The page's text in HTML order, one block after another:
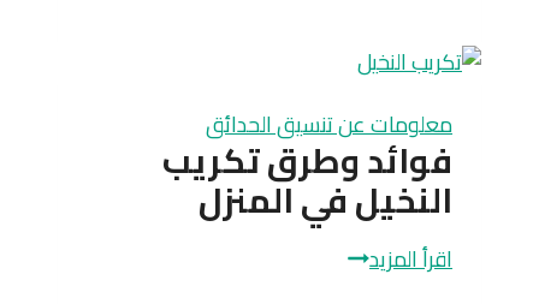
نجاح
زراعة
النخيل
من
النوى
واحصد
الثمار
الفاخرة
معلومات عن تنسيق الحدائق
فوائد وطرق تكريب
النخيل في المنزل
اقرأ المزيدفوائد